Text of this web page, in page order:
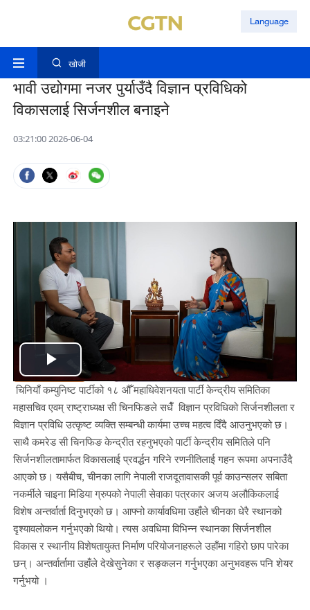
Language
खोजी
भावी उद्योगमा नजर पुर्याउँदै विज्ञान प्रविधिको
विकासलाई सिर्जनशील बनाइने
03:21:00 2026-06-04
Play
Video
चिनियाँ कम्युनिष्ट पार्टीको १८ औँ महाधिवेशनयता पार्टी केन्द्रीय समितिका
महासचिव एवम् राष्ट्राध्यक्ष सी चिनफिङले सधैँ विज्ञान प्रविधिको सिर्जनशीलता र
विज्ञान प्रविधि उत्कृष्ट व्यक्ति सम्बन्धी कार्यमा उच्च महत्व दिँदै आउनुभएको छ।
साथै कमरेड सी चिनफिङ केन्द्रीत रहनुभएको पार्टी केन्द्रीय समितिले पनि
सिर्जनशीलतामार्फत विकासलाई प्रवर्द्धन गरिने रणनीतिलाई गहन रूपमा अपनाउँदै
आएको छ। यसैबीच, चीनका लागि नेपाली राजदूतावासकी पूर्व काउन्सलर सबिता
नकर्मीले चाइना मिडिया ग्रुपको नेपाली सेवाका पत्रकार अजय अलौकिकलाई
विशेष अन्तर्वार्ता दिनुभएको छ। आफ्नो कार्यावधिमा उहाँले चीनका धेरै स्थानको
दृश्यावलोकन गर्नुभएको थियो। त्यस अवधिमा विभिन्न स्थानका सिर्जनशील
विकास र स्थानीय विशेषतायुक्त निर्माण परियोजनाहरूले उहाँमा गहिरो छाप पारेका
छन्। अन्तर्वार्तामा उहाँले देखेसुनेका र सङ्कलन गर्नुभएका अनुभवहरू पनि शेयर
गर्नुभयो ।